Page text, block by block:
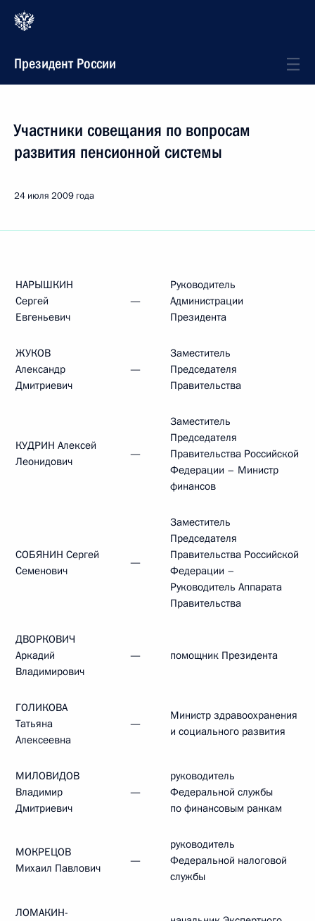
Президент России
Участники совещания по вопросам
развития пенсионной системы
24 июля 2009 года
НАРЫШКИН
Сергей
Евгеньевич
—
Руководитель
Администрации
Президента
ЖУКОВ
Александр
Дмитриевич
—
Заместитель
Председателя
Правительства
КУДРИН Алексей
Леонидович
—
Заместитель
Председателя
Правительства Российской
Федерации – Министр
финансов
СОБЯНИН Сергей
Семенович
—
Заместитель
Председателя
Правительства Российской
Федерации –
Руководитель Аппарата
Правительства
ДВОРКОВИЧ
Аркадий
Владимирович
— помощник Президента
ГОЛИКОВА
Татьяна
Алексеевна
—
Министр здравоохранения
и социального развития
МИЛОВИДОВ
Владимир
Дмитриевич
—
руководитель
Федеральной службы
по финансовым ранкам
МОКРЕЦОВ
Михаил Павлович
—
руководитель
Федеральной налоговой
службы
ЛОМАКИН-